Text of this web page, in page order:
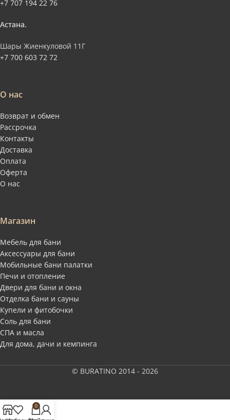
+7 707 194 22 76
Астана.
Шары Жиенкуловой 11Г
+7 700 603 72 72
О нас
Возврат и обмен
Рассрочка
Контакты
Доставка
Оплата
Оферта
О нас
Магазин
Мебель для бани
Аксессуары для бани
Мобильные бани палатки
Печи и отопление
Двери для бани и окна
Отделка бани и сауны
Купели и фитобочки
Соль для бани
СПА и масла
Для дома, дачи и кемпинга
© BURATINO 2014 - 2026
0